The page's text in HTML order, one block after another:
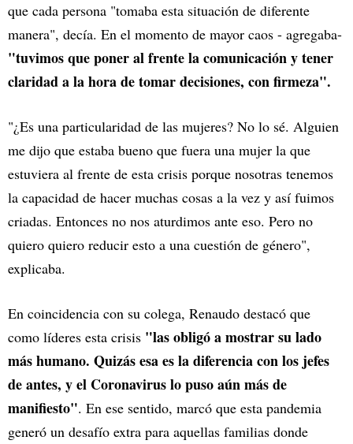
que cada persona "tomaba esta situación de diferente
manera", decía. En el momento de mayor caos - agregaba-
"tuvimos que poner al frente la comunicación y tener
claridad a la hora de tomar decisiones, con firmeza".
"¿Es una particularidad de las mujeres? No lo sé. Alguien
me dijo que estaba bueno que fuera una mujer la que
estuviera al frente de esta crisis porque nosotras tenemos
la capacidad de hacer muchas cosas a la vez y así fuimos
criadas. Entonces no nos aturdimos ante eso. Pero no
quiero quiero reducir esto a una cuestión de género",
explicaba.
En coincidencia con su colega, Renaudo destacó que
como líderes esta crisis "las obligó a mostrar su lado
más humano. Quizás esa es la diferencia con los jefes
de antes, y el Coronavirus lo puso aún más de
manifiesto". En ese sentido, marcó que esta pandemia
generó un desafío extra para aquellas familias donde